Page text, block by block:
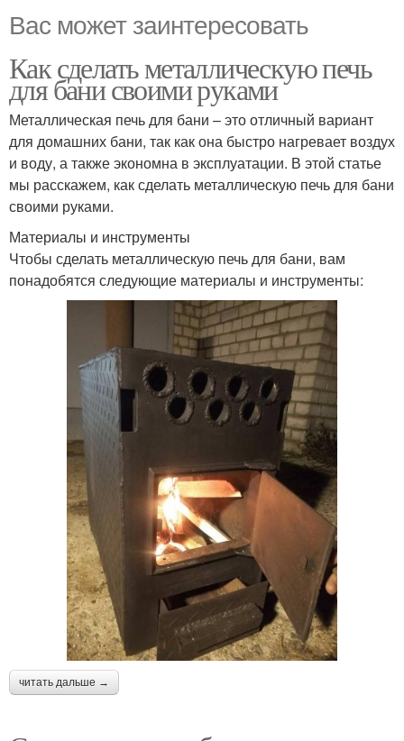
Вас может заинтересовать
Как сделать металлическую печь
для бани своими руками
Металлическая печь для бани – это отличный вариант
для домашних бани, так как она быстро нагревает воздух
и воду, а также экономна в эксплуатации. В этой статье
мы расскажем, как сделать металлическую печь для бани
своими руками.
Материалы и инструменты
Чтобы сделать металлическую печь для бани, вам
понадобятся следующие материалы и инструменты:
читать дальше →